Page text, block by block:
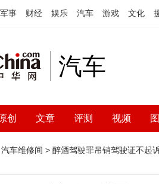
军事 财经 娱乐 汽车 游戏 文化
汽车
创 文章 评测 视频
汽车维修间 > 醉酒驾驶罪吊销驾驶证不起